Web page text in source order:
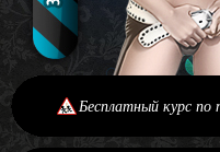
Бесплатный курс по